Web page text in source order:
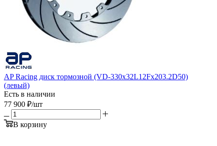
AP Racing диск тормозной (VD-330x32L12Fx203.2D50)
(левый)
Есть в наличии
77 900 ₽/шт
В корзину